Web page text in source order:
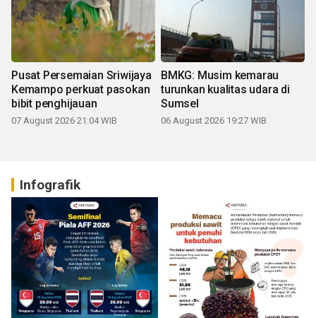
Pusat Persemaian Sriwijaya
Kemampo perkuat pasokan
bibit penghijauan
07 August 2026 21:04 WIB
BMKG: Musim kemarau
turunkan kualitas udara di
Sumsel
06 August 2026 19:27 WIB
Infografik